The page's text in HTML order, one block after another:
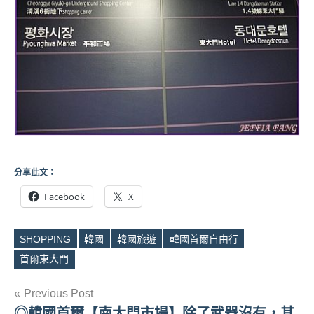
分享此文：
Facebook X
Tags
SHOPPING 韓國 韓國旅遊
韓國首爾自由行
首爾東大門
文Previous Post